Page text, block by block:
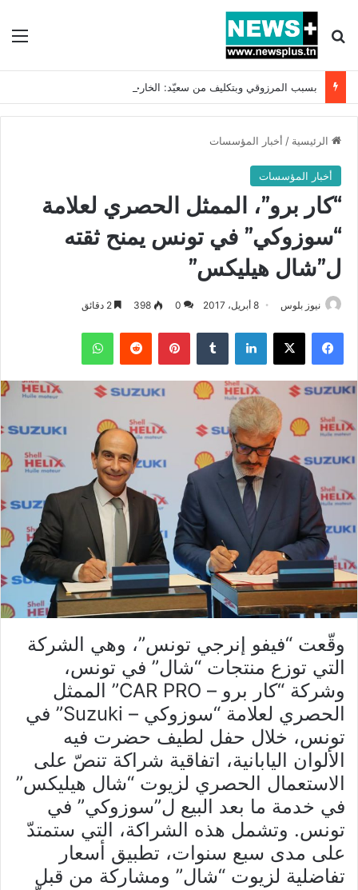
بحث عن
الرئيسية / أخبار المؤسسات
أخبار المؤسسات
“كار برو”، الممثل الحصري لعلامة
“سوزوكي” في تونس يمنح ثقته
ل”شال هيليكس”
نيوز بلوس 8 أبريل، 2017 0
398
فيسبوك X لينكدإن بينتيريست واتساب
وقّعت “فيفو إنرجي تونس”، وهي الشركة
التي توزع منتجات “شال” في تونس،
وشركة “كار برو – CAR PRO” الممثل
الحصري لعلامة “سوزوكي – Suzuki” في
تونس، خلال حفل لطيف حضرت فيه
الألوان اليابانية، اتفاقية شراكة تنصّ على
الاستعمال الحصري لزيوت “شال هيليكس”
في خدمة ما بعد البيع ل”سوزوكي” في
تونس. وتشمل هذه الشراكة، التي ستمتدّ
على مدى سبع سنوات، تطبيق أسعار
تفاضلية لزيوت “شال” ومشاركة من قبل